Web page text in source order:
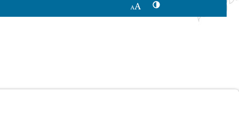
SchriftgrößeKontrastwechsel